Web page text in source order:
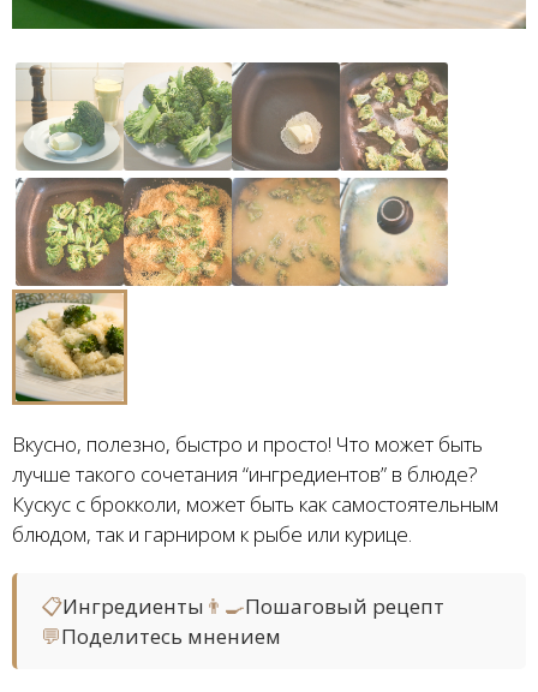
Вкусно, полезно, быстро и просто! Что может быть
лучше такого сочетания “ингредиентов” в блюде?
Кускус с брокколи, может быть как самостоятельным
блюдом, так и гарниром к рыбе или курице.
📋Ингредиенты 👨‍🍳Пошаговый рецепт
💬Поделитесь мнением